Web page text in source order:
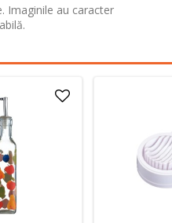
Imaginile au caracter